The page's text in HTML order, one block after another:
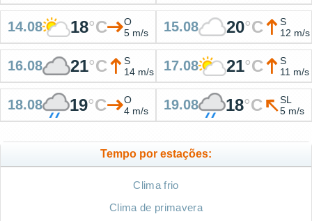
14.08 18°C
O
5 m/s
15.08 20°C
S
12 m/s
16.08 21°C
S
14 m/s
17.08 21°C
S
11 m/s
18.08 19°C
O
4 m/s
19.08 18°C
SL
5 m/s
Tempo por estações:
Clima frio
Clima de primavera